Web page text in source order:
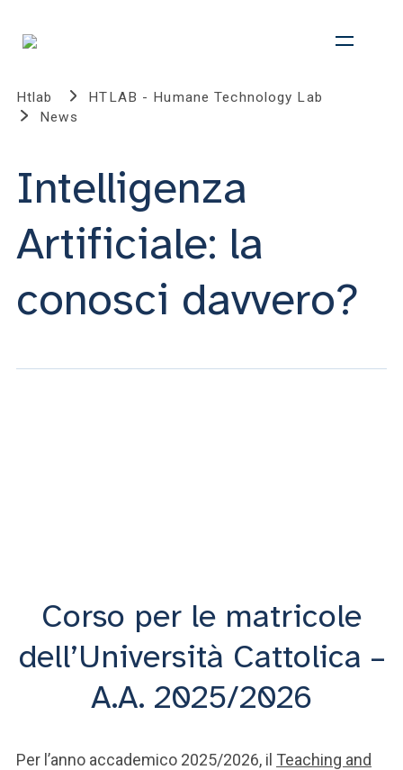
Htlab
HTLAB - Humane Technology Lab
News
Intelligenza
Artificiale: la
conosci davvero?
Corso per le matricole
dell’Università Cattolica –
A.A. 2025/2026
Per l’anno accademico 2025/2026, il Teaching and